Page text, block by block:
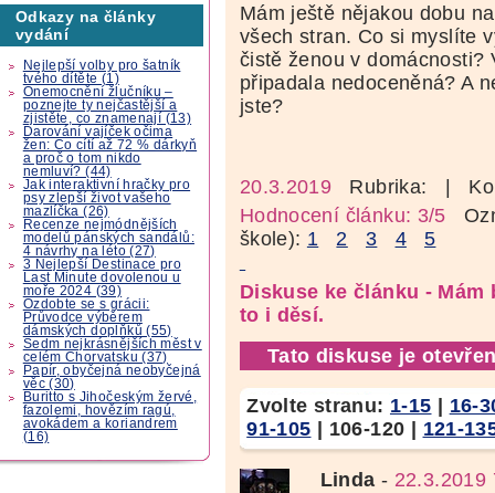
Odkazy na články
vydání
Nejlepší volby pro šatník
tvého dítěte (1)
Onemocnění žlučníku –
poznejte ty nejčastější a
zjistěte, co znamenají (13)
Darování vajíček očima
žen: Co cítí až 72 % dárkyň
a proč o tom nikdo
nemluví? (44)
Jak interaktivní hračky pro
psy zlepší život vašeho
mazlíčka (26)
Recenze nejmódnějších
modelů pánských sandálů:
4 návrhy na léto (27)
3 Nejlepší Destinace pro
Last Minute dovolenou u
moře 2024 (39)
Ozdobte se s grácii:
Průvodce výběrem
dámských doplňků (55)
Sedm nejkrásnějších měst v
celém Chorvatsku (37)
Papír, obyčejná neobyčejná
věc (30)
Buritto s Jihočeským žervé,
fazolemi, hovězím ragú,
avokádem a koriandrem
(16)
Mám ještě nějakou dobu
všech stran. Co si myslíte
čistě ženou v domácnosti?
připadala nedoceněná? A
jste?
20.3.2019 Rubrika:
|
Hodnocení článku: 3/5
škole): 1 2 3 4 5
Diskuse ke článku -
to i děsí.
Tato diskuse je
Zvolte stranu: 1-15 | 16-
91-105 | 106-120 | 121-
Linda - 22.3.2019